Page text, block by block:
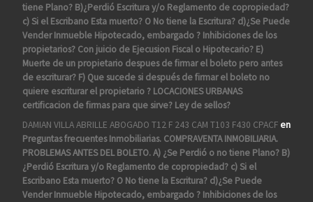
tiene Plano? B)¿Perdió Escritura y/o Reglamento de copropiedad?
c) Si el Escribano Esta muerto? O No tiene la Escritura? d)¿Se Puede
Vender Inmueble Hipotecado, embargado ? Inhibiciones de los
propietarios? Con juicio de Ejecusion Fiscal o Hipotecario? E)
Muerte de un propietario despues de firmar el boleto pero antes
de escriturar? F) Que sucede si después de firmar el boleto no
quiere escriturar el propietario ? LOCACIONES URBANAS
certificacion de firmas para que sirve? Ley de sellos?
DAMIAN VILLA ABRILLE ABOGADO T12 F 243 CAM T103 F430 CPACFen
Preguntas frecuentes Inmobiliarias. COMPRAVENTA INMOBILIARIA.
PROBLEMAS ANTES DEL BOLETO. A) ¿Se Perdió o no tiene Plano? B)
¿Perdió Escritura y/o Reglamento de copropiedad? c) Si el
Escribano Esta muerto? O No tiene la Escritura? d)¿Se Puede
Vender Inmueble Hipotecado, embargado ? Inhibiciones de los